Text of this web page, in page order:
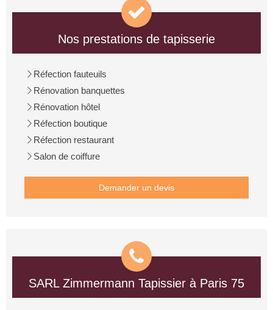
Nos prestations de tapisserie
Réfection fauteuils
Rénovation banquettes
Rénovation hôtel
Réfection boutique
Réfection restaurant
Salon de coiffure
Demander un devis
SARL Zimmermann Tapissier à Paris 75